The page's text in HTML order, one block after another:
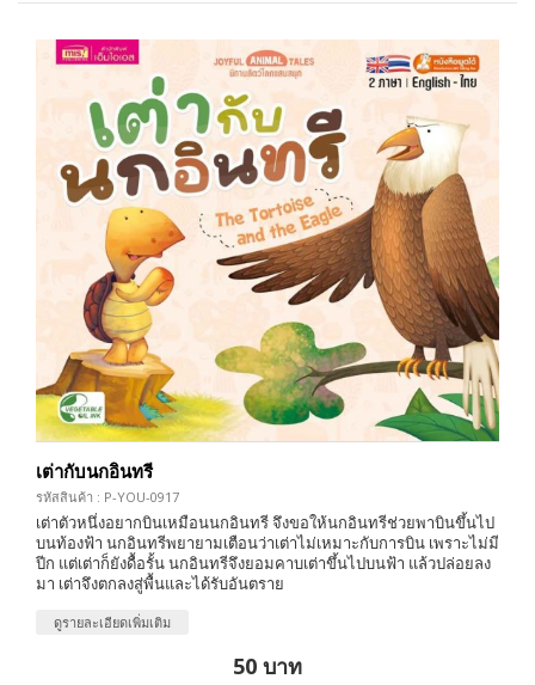
เต่ากับนกอินทรี
รหัสสินค้า : P-YOU-0917
เต่าตัวหนึ่งอยากบินเหมือนนกอินทรี จึงขอให้นกอินทรีช่วยพาบินขึ้นไป
บนท้องฟ้า นกอินทรีพยายามเตือนว่าเต่าไม่เหมาะกับการบิน เพราะไม่มี
ปีก แต่เต่าก็ยังดื้อรั้น นกอินทรีจึงยอมคาบเต่าขึ้นไปบนฟ้า แล้วปล่อยลง
มา เต่าจึงตกลงสู่พื้นและได้รับอันตราย
ดูรายละเอียดเพิ่มเติม
50 บาท